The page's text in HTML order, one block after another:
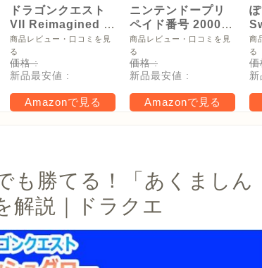
ドラゴンクエスト
VII Reimagined -
Switch2
商品レビュー・口コミを見
る
価格 :
新品最安値 :
Amazonで見る
ニンテンドープリ
ペイド番号 2000
円|オンラインコー
ド版
商品レビュー・口コミを見
る
価格 :
新品最安値 :
Amazonで見る
商
る
新
も勝てる！「あくましん
解説｜ドラクエ